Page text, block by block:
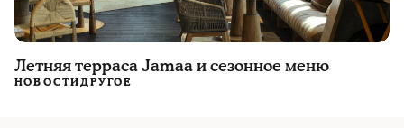
Летняя терраса Jamaa и сезонное меню
НОВОСТИДРУГОЕ